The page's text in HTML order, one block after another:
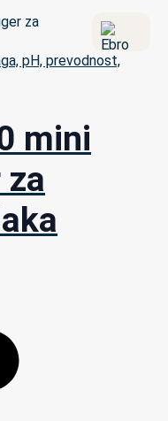
pH, prevodnost,
mini